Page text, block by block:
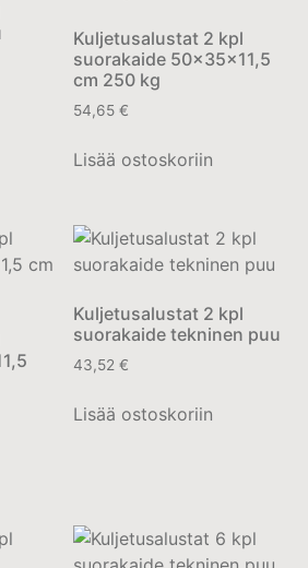
Kuljetusalustat 2 kpl
suorakaide 50x35x11,5
cm 250 kg
54,65 €
Lisää ostoskoriin
Kuljetusalustat 2 kpl
suorakaide tekninen puu
43,52 €
Lisää ostoskoriin